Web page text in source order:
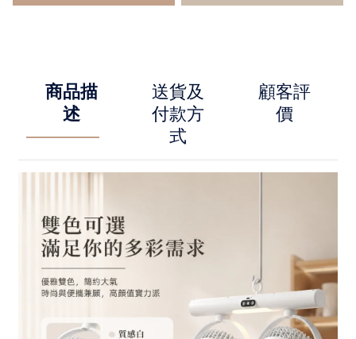
商品描
述
送貨及
付款方
式
顧客評
價